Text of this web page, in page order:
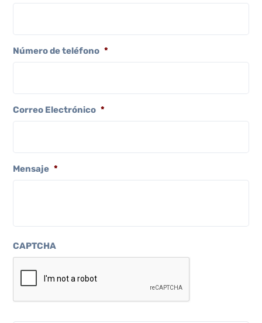
Número de teléfono *
Correo Electrónico *
Mensaje *
CAPTCHA